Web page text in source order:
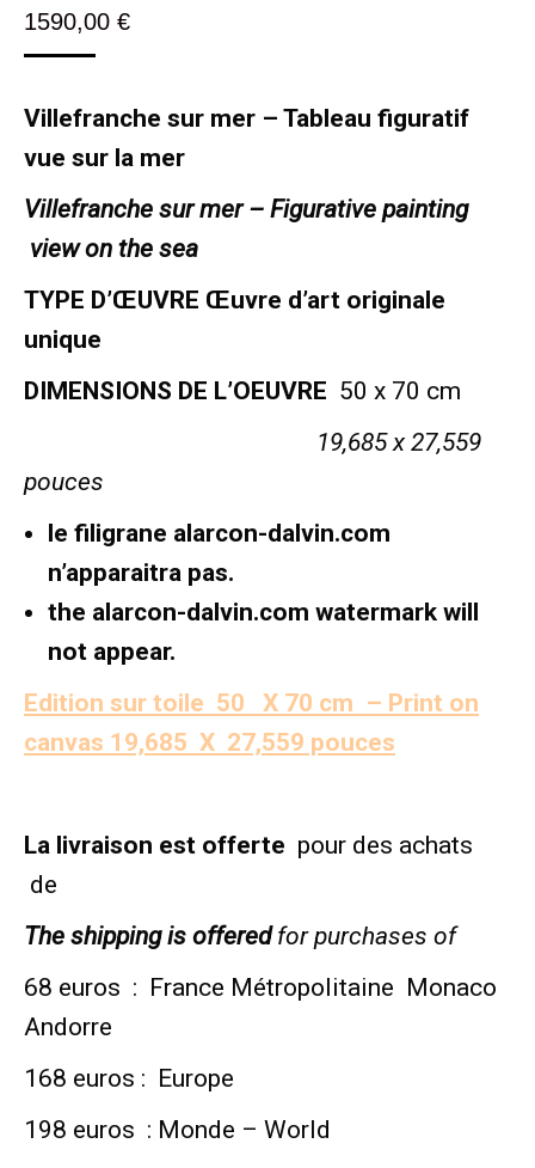
1590,00 €
Villefranche sur mer – Tableau figuratif
vue sur la mer
Villefranche sur mer – Figurative painting
view on the sea
TYPE D’ŒUVRE Œuvre d’art originale
unique
DIMENSIONS DE L’OEUVRE 50 x 70 cm
19,685 x 27,559
pouces
le filigrane alarcon-dalvin.com
n’apparaitra pas.
the alarcon-dalvin.com watermark will
not appear.
Edition sur toile 50 X 70 cm – Print on
canvas 19,685 X 27,559 pouces
La livraison est offerte pour des achats
de
The shipping is offeredfor purchases of
68 euros : France Métropolitaine Monaco
Andorre
168 euros : Europe
198 euros : Monde – World